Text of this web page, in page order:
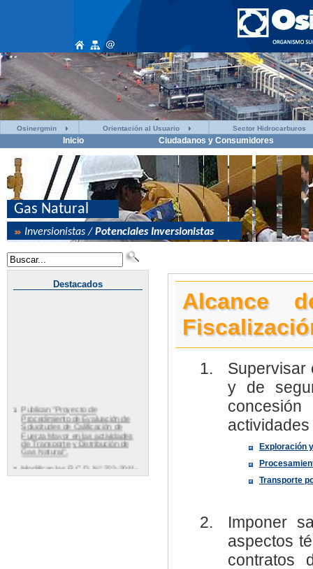
Osinergmin Orientación al Usuario Sector Hidrocarburos
Inicio Ciudadanos y Consumidores